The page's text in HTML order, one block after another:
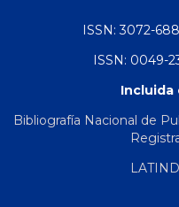
ISSN: 3072-
ISSN: 0049-
Incluida
Bibliografía Nacional de